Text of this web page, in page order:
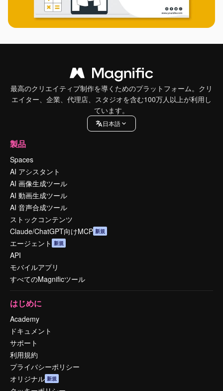
最高のクリエイティブ制作を導くためのプラットフォーム。クリ
エイター、企業、代理店、スタジオを含む100万人以上が利用し
ています。
日本語
製品
Spaces
AI アシスタント
AI 画像生成ツール
AI 動画生成ツール
AI 音声合成ツール
ストックコンテンツ
Claude/ChatGPT向けMCP 新規
エージェント 新規
API
モバイルアプリ
すべてのMagnificツール
はじめに
Academy
ドキュメント
サポート
利用規約
プライバシーポリシー
オリジナル 新規